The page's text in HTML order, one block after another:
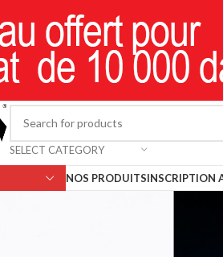
SELECT CATEGORY
NOS PRODUITSINSCRIPTION